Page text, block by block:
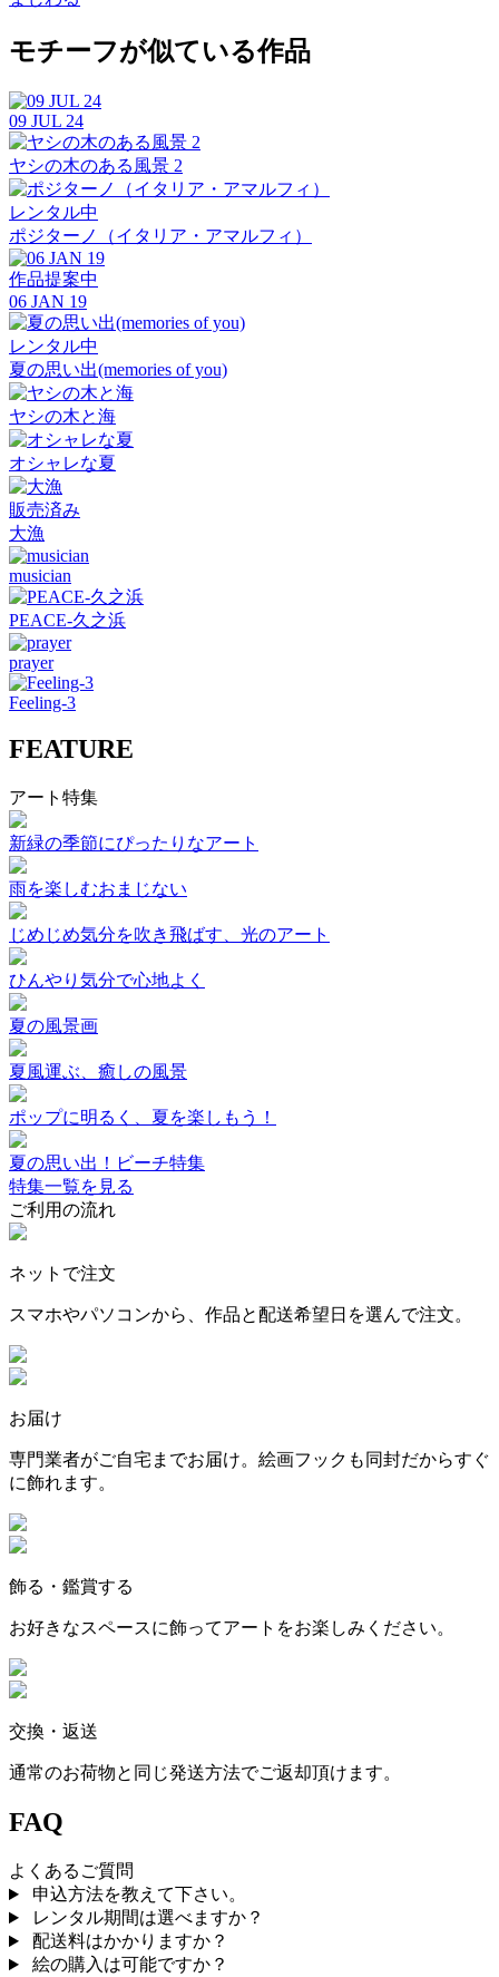
モチーフが似ている作品
09 JUL 24
ヤシの木のある風景 2
レンタル中
ポジターノ（イタリア・アマルフィ）
作品提案中
06 JAN 19
レンタル中
夏の思い出(memories of you)
ヤシの木と海
オシャレな夏
販売済み
大漁
musician
PEACE-久之浜
prayer
Feeling-3
FEATURE
アート特集
新緑の季節にぴったりなアート
雨を楽しむおまじない
じめじめ気分を吹き飛ばす、光のアート
ひんやり気分で心地よく
夏の風景画
夏風運ぶ、癒しの風景
ポップに明るく、夏を楽しもう！
夏の思い出！ビーチ特集
特集一覧を見る
ご利用の流れ
ネットで注文
スマホやパソコンから、作品と配送希望日を選んで注文。
お届け
専門業者がご自宅までお届け。絵画フックも同封だからすぐ
に飾れます。
飾る・鑑賞する
お好きなスペースに飾ってアートをお楽しみください。
交換・返送
通常のお荷物と同じ発送方法でご返却頂けます。
FAQ
よくあるご質問
申込方法を教えて下さい。
レンタル期間は選べますか？
配送料はかかりますか？
絵の購入は可能ですか？